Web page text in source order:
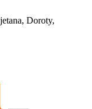
Doroty,